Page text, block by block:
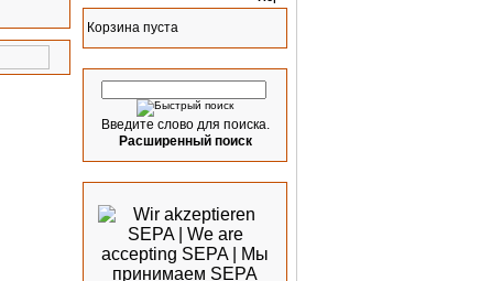
Корзина пуста
Введите слово для поиска.
Расширенный поиск